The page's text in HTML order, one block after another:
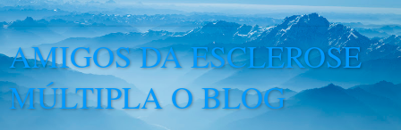
AMIGOS DA ESCLEROSE
MÚLTIPLA O BLOG